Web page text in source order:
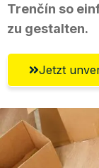
Trenčín so
zu gestalten.
Jetzt